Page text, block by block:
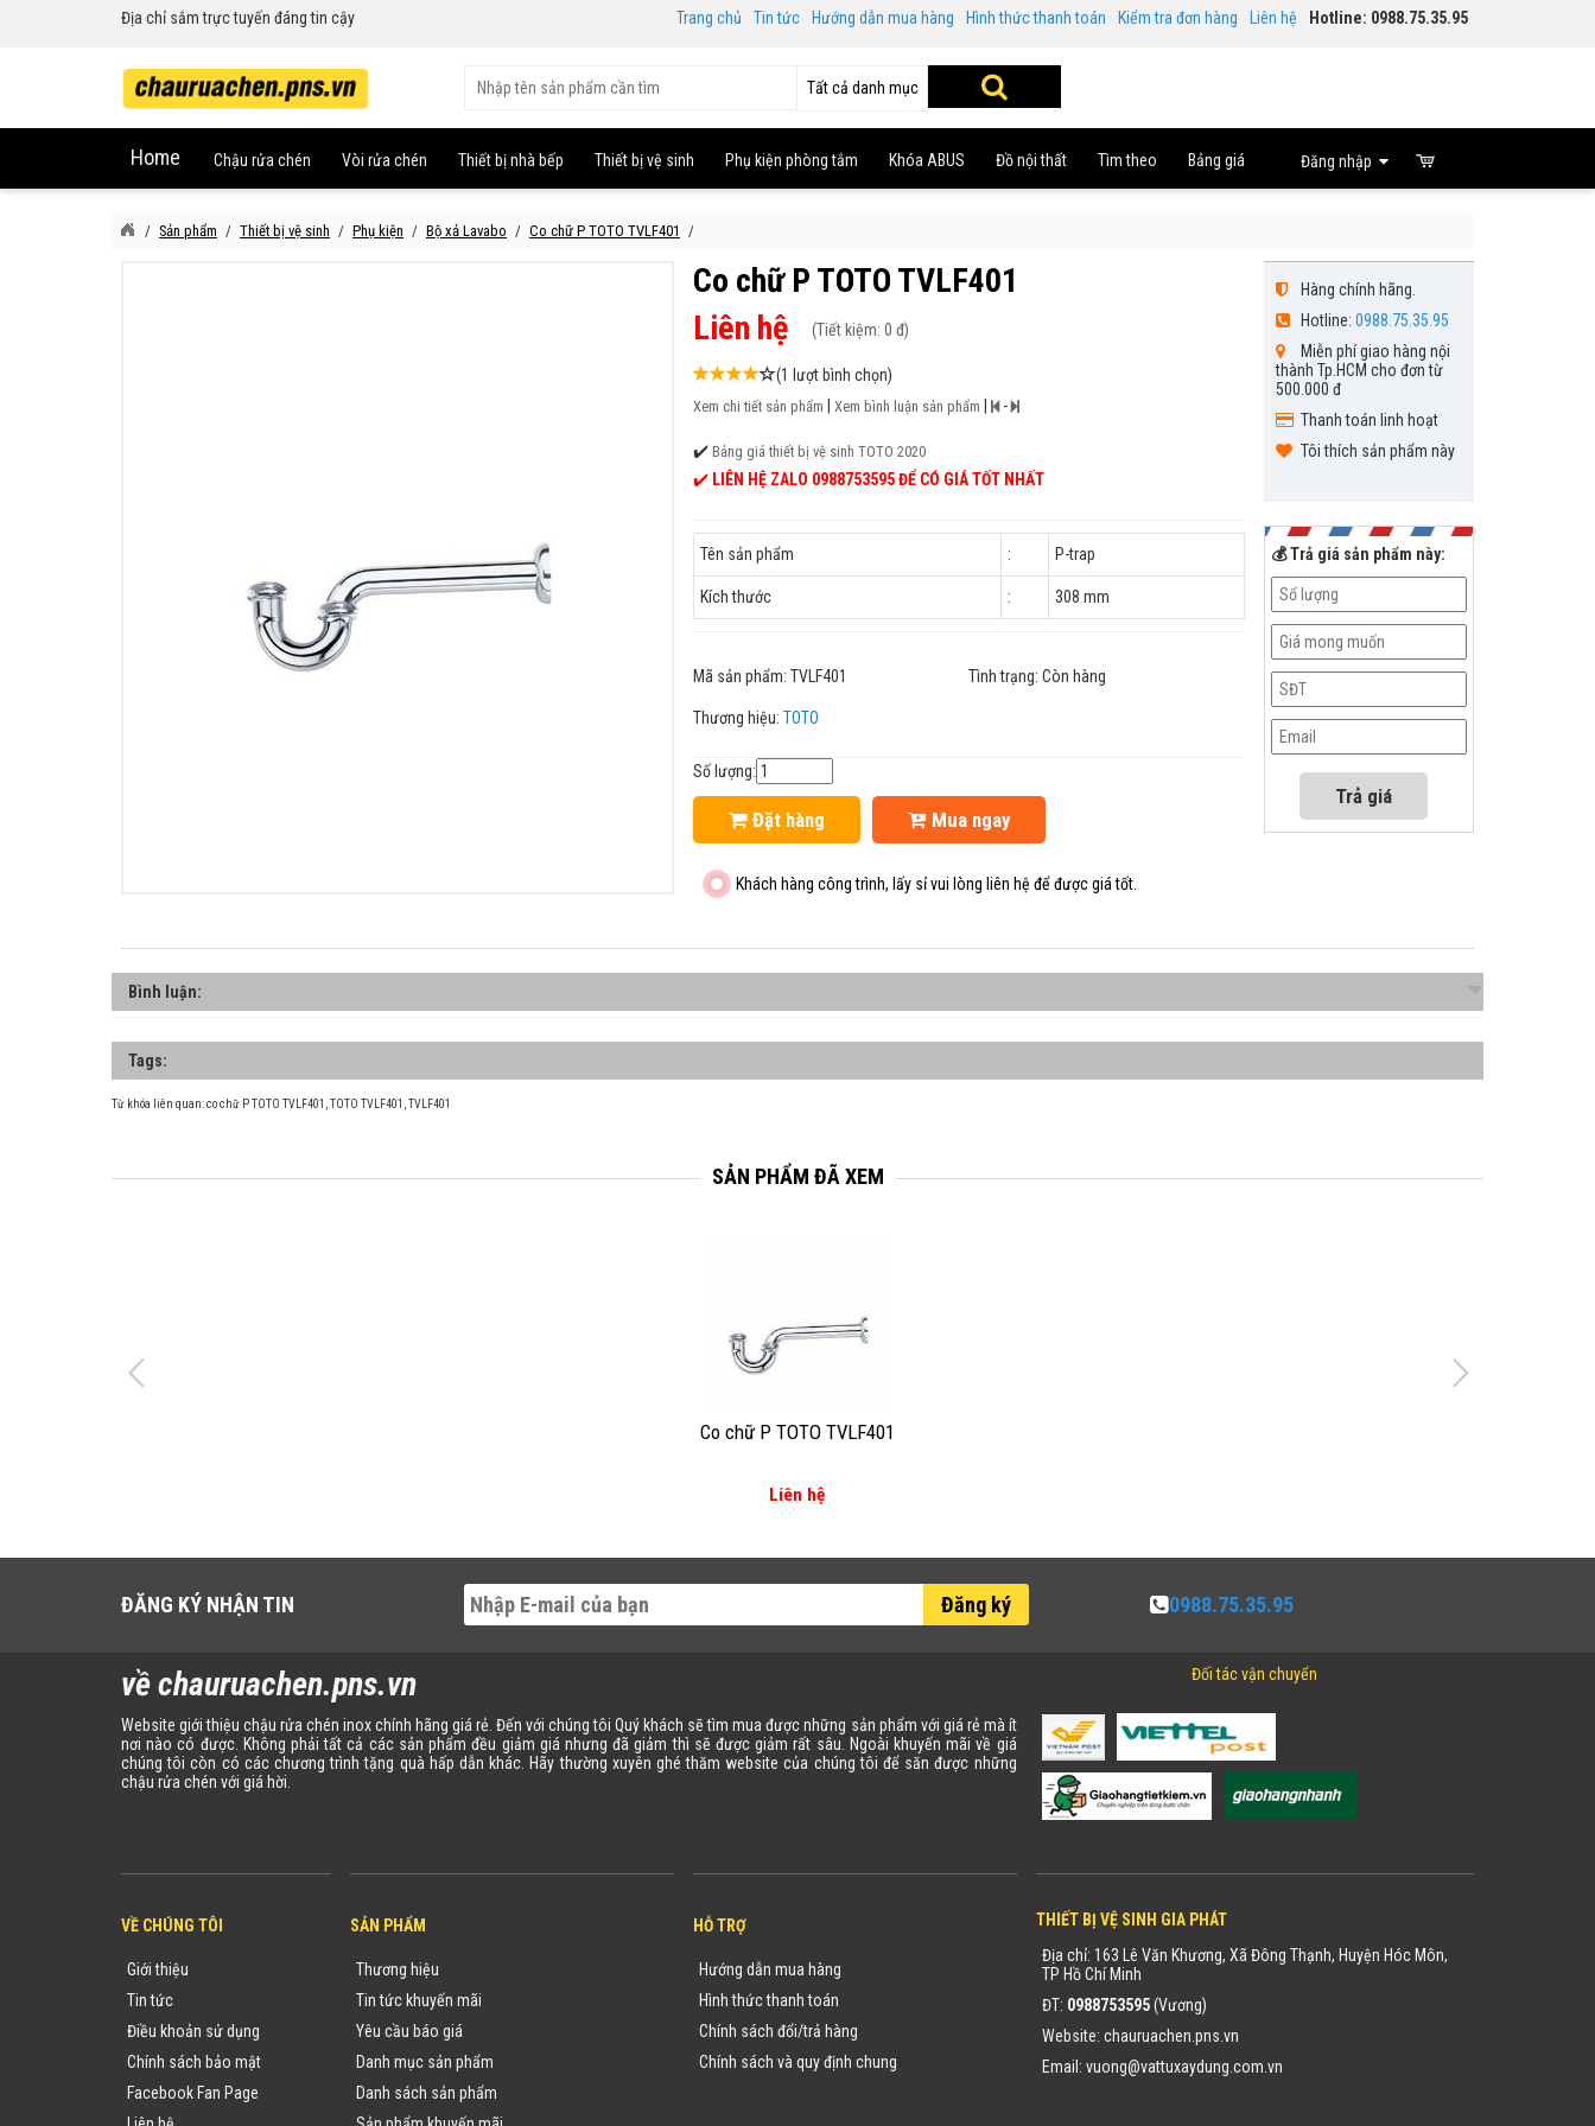
Địa chỉ sắm trực tuyến đáng tin cậy Trang chủ Tin tức Hướng dẫn mua hàng Hình thức thanh toán Kiểm tra đơn hàng Liên hệ Hotline: 0988.75.35.95
Tất cả danh mục
Home Chậu rửa chén Vòi rửa chén Thiết bị nhà bếp Thiết bị vệ sinh Phụ kiện phòng tắm Khóa ABUS Đồ nội thất Tìm theo Bảng giá Đăng nhập
Sản phẩm Thiết bị vệ sinh Phụ kiện Bộ xả Lavabo Co chữ P TOTO TVLF401
Co chữ P TOTO TVLF401
Liên hệ
(Tiết kiệm: 0 đ)
(1 lượt bình chọn)
Xem chi tiết sản phẩm Xem bình luận sản phẩm -
✔️ Bảng giá thiết bị vệ sinh TOTO 2020
✔️ LIÊN HỆ ZALO 0988753595 ĐỂ CÓ GIÁ TỐT NHẤT
Tên sản phẩm : P-trap
Kích thước : 308 mm
Mã sản phẩm: TVLF401 Tình trạng:Còn hàng
Thương hiệu: TOTO
Số lượng:
Đặt hàng Mua ngay
Khách hàng công trình, lấy sỉ vui lòng liên hệ để được giá tốt.
Hàng chính hãng.
Hotline:0988.75.35.95
Miễn phí giao hàng nội
thành Tp.HCM cho đơn từ
500.000 đ
Thanh toán linh hoạt
Tôi thích sản phẩm này
💰 Trả giá sản phẩm này:
Bình luận:
Tags:
Từ khóa liên quan:co chữ P TOTO TVLF401 TOTO TVLF401 TVLF401
SẢN PHẨM ĐÃ XEM
Co chữ P TOTO TVLF401
Liên hệ
ĐĂNG KÝ NHẬN TIN Đăng ký 0988.75.35.95
về chauruachen.pns.vn
Website giới thiệu chậu rửa chén inox chính hãng giá rẻ. Đến với chúng tôi Quý khách sẽ tìm mua được những sản phẩm với giá rẻ mà ít
nơi nào có được. Không phải tất cả các sản phẩm đều giảm giá nhưng đã giảm thì sẽ được giảm rất sâu. Ngoài khuyến mãi về giá
chúng tôi còn có các chương trình tặng quà hấp dẫn khác. Hãy thường xuyên ghé thăm website của chúng tôi để săn được những
chậu rửa chén với giá hời.
Đối tác vận chuyển
VỀ CHÚNG TÔI
Giới thiệu
Tin tức
Điều khoản sử dụng
Chính sách bảo mật
Facebook Fan Page
SẢN PHẨM
Thương hiệu
Tin tức khuyến mãi
Yêu cầu báo giá
Danh mục sản phẩm
Danh sách sản phẩm
HỖ TRỢ
Hướng dẫn mua hàng
Hình thức thanh toán
Chính sách đổi/trả hàng
Chính sách và quy định chung
THIẾT BỊ VỆ SINH GIA PHÁT
Địa chỉ: 163 Lê Văn Khương, Xã Đông Thạnh, Huyện Hóc Môn,
TP Hồ Chí Minh
ĐT: 0988753595(Vương)
Website: chauruachen.pns.vn
Email: vuong@vattuxaydung.com.vn